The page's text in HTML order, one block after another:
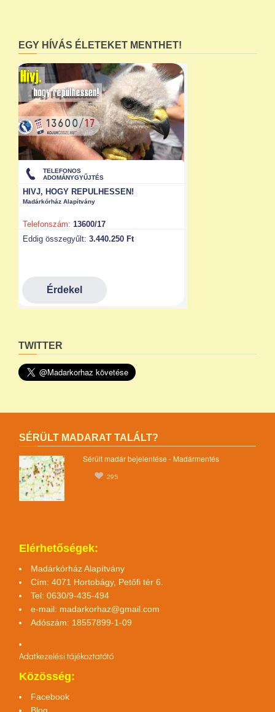
EGY HÍVÁS ÉLETEKET MENTHET!
TWITTER
SÉRÜLT MADARAT TALÁLT?
Sérült madár bejelentése - Madármentés
295
Elérhetőségek:
Madárkórház Alapítvány
Cím: 4071 Hortobágy, Petőfi tér 6.
Tel: 0630/9-435-494
e-mail: madarkorhaz@gmail.com
Adószám: 18557899-1-09
Adatkezelési tájékoztatótó
Közösség:
Facebook
Blog